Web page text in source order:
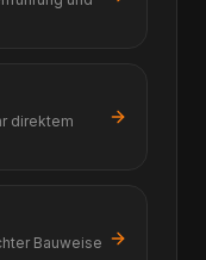
direktem
Bauweise